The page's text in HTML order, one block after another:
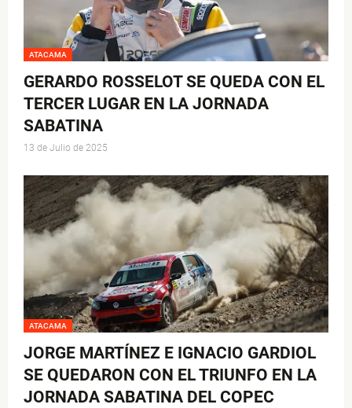
ATACAMA
GERARDO ROSSELOT SE QUEDA CON EL
TERCER LUGAR EN LA JORNADA
SABATINA
13 de Julio de 2025
ATACAMA
JORGE MARTÍNEZ E IGNACIO GARDIOL
SE QUEDARON CON EL TRIUNFO EN LA
JORNADA SABATINA DEL COPEC